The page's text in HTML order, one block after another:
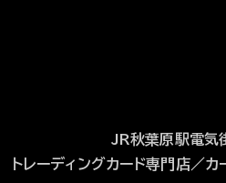
JR秋葉原駅電気
トレーディングカード専門店／カ